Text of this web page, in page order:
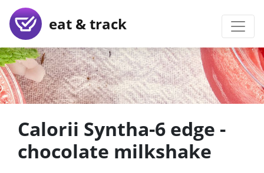
eat & track
Calorii Syntha-6 edge -
chocolate milkshake